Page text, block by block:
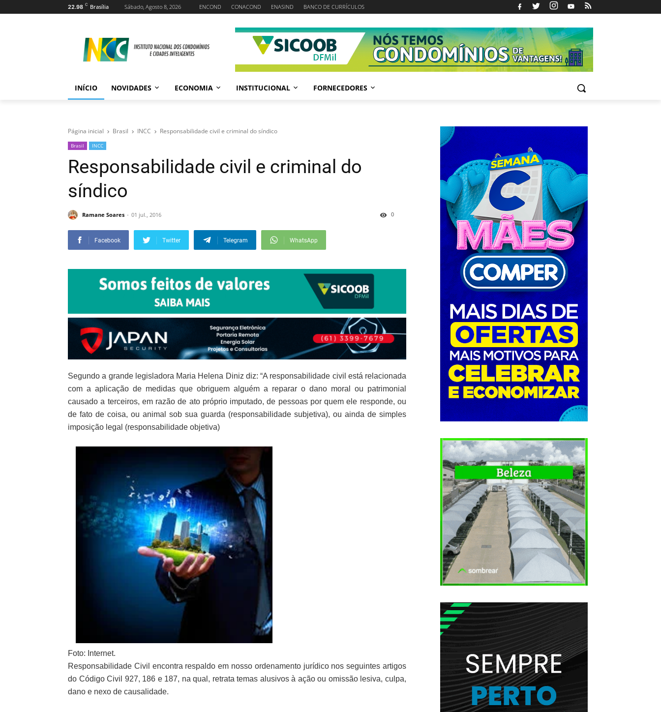
22.98 C Brasília Sábado, Agosto 8, 2026 ENCOND CONACOND ENASIND BANCO DE CURRÍCULOS
INÍCIO NOVIDADES ECONOMIA INSTITUCIONAL FORNECEDORES
Página inicial Brasil INCC Responsabilidade civil e criminal do síndico
Brasil INCC
Responsabilidade civil e criminal do
síndico
Ramane Soares 01 jul., 2016 0
Facebook Twitter Telegram WhatsApp
Segundo a grande legisladora Maria Helena Diniz diz: “A responsabilidade civil está relacionada
com a aplicação de medidas que obriguem alguém a reparar o dano moral ou patrimonial
causado a terceiros, em razão de ato próprio imputado, de pessoas por quem ele responde, ou
de fato de coisa, ou animal sob sua guarda (responsabilidade subjetiva), ou ainda de simples
imposição legal (responsabilidade objetiva)
Foto: Internet.
Responsabilidade Civil encontra respaldo em nosso ordenamento jurídico nos seguintes artigos
do Código Civil 927, 186 e 187, na qual, retrata temas alusivos à ação ou omissão lesiva, culpa,
dano e nexo de causalidade.